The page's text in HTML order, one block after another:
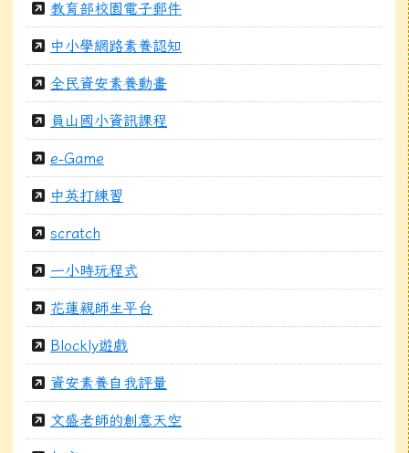
教育部校園電子郵件
中小學網路素養認知
全民資安素養動畫
員山國小資訊課程
e-Game
中英打練習
scratch
一小時玩程式
花蓮親師生平台
Blockly遊戲
資安素養自我評量
文盛老師的創意天空